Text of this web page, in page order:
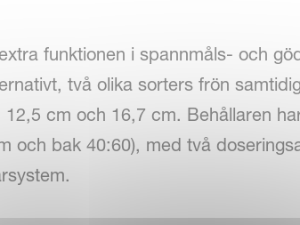
funktionen i spannmåls- och
två olika sorters frön
12,5 cm och 16,7 cm. Behållaren
och bak 40:60), med två